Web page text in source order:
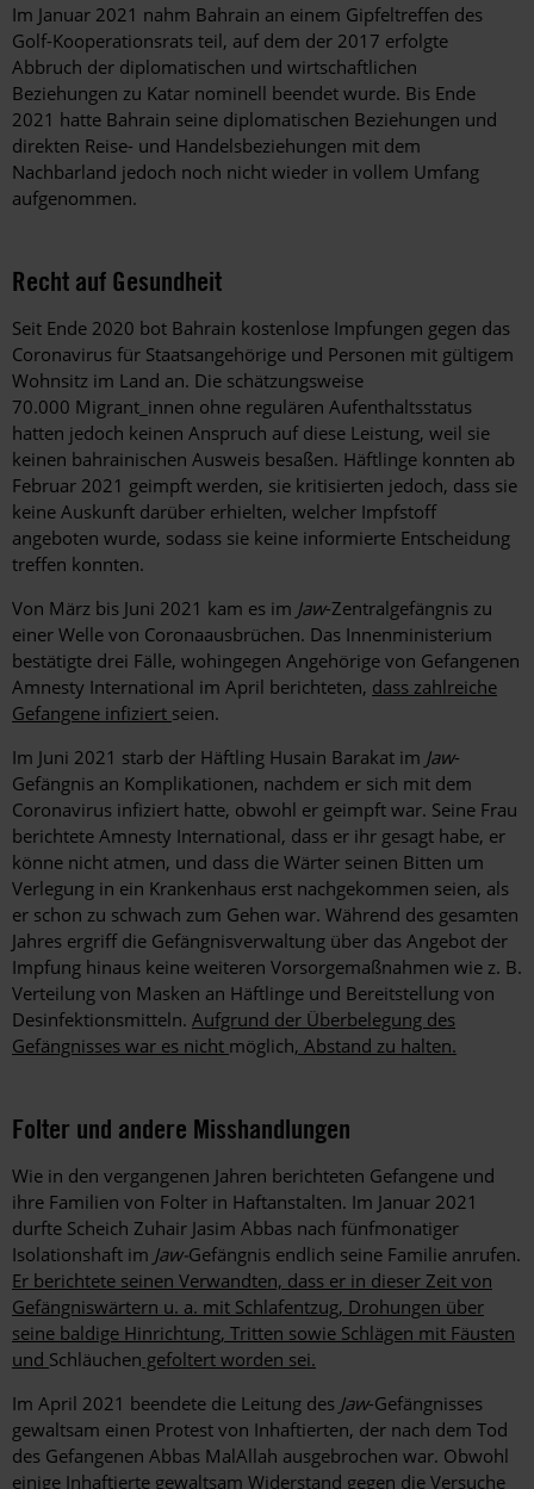
Im Januar 2021 nahm Bahrain an einem Gipfeltreffen des
Golf-Kooperationsrats teil, auf dem der 2017 erfolgte
Abbruch der diplomatischen und wirtschaftlichen
Beziehungen zu Katar nominell beendet wurde. Bis Ende
2021 hatte Bahrain seine diplomatischen Beziehungen und
direkten Reise- und Handelsbeziehungen mit dem
Nachbarland jedoch noch nicht wieder in vollem Umfang
aufgenommen.
Recht auf Gesundheit
Seit Ende 2020 bot Bahrain kostenlose Impfungen gegen das
Coronavirus für Staatsangehörige und Personen mit gültigem
Wohnsitz im Land an. Die schätzungsweise
70.000 Migrant_innen ohne regulären Aufenthaltsstatus
hatten jedoch keinen Anspruch auf diese Leistung, weil sie
keinen bahrainischen Ausweis besaßen. Häftlinge konnten ab
Februar 2021 geimpft werden, sie kritisierten jedoch, dass sie
keine Auskunft darüber erhielten, welcher Impfstoff
angeboten wurde, sodass sie keine informierte Entscheidung
treffen konnten.
Von März bis Juni 2021 kam es im Jaw-Zentralgefängnis zu
einer Welle von Coronaausbrüchen. Das Innenministerium
bestätigte drei Fälle, wohingegen Angehörige von Gefangenen
Amnesty International im April berichteten, dass zahlreiche
Gefangene infiziert seien.
Im Juni 2021 starb der Häftling Husain Barakat im Jaw-
Gefängnis an Komplikationen, nachdem er sich mit dem
Coronavirus infiziert hatte, obwohl er geimpft war. Seine Frau
berichtete Amnesty International, dass er ihr gesagt habe, er
könne nicht atmen, und dass die Wärter seinen Bitten um
Verlegung in ein Krankenhaus erst nachgekommen seien, als
er schon zu schwach zum Gehen war. Während des gesamten
Jahres ergriff die Gefängnisverwaltung über das Angebot der
Impfung hinaus keine weiteren Vorsorgemaßnahmen wie z. B.
Verteilung von Masken an Häftlinge und Bereitstellung von
Desinfektionsmitteln. Aufgrund der Überbelegung des
Gefängnisses war es nicht möglich, Abstand zu halten.
Folter und andere Misshandlungen
Wie in den vergangenen Jahren berichteten Gefangene und
ihre Familien von Folter in Haftanstalten. Im Januar 2021
durfte Scheich Zuhair Jasim Abbas nach fünfmonatiger
Isolationshaft im Jaw-Gefängnis endlich seine Familie anrufen.
Er berichtete seinen Verwandten, dass er in dieser Zeit von
Gefängniswärtern u. a. mit Schlafentzug, Drohungen über
seine baldige Hinrichtung, Tritten sowie Schlägen mit Fäusten
und Schläuchen gefoltert worden sei.
Im April 2021 beendete die Leitung des Jaw-Gefängnisses
gewaltsam einen Protest von Inhaftierten, der nach dem Tod
des Gefangenen Abbas MalAllah ausgebrochen war. Obwohl
einige Inhaftierte gewaltsam Widerstand gegen die Versuche